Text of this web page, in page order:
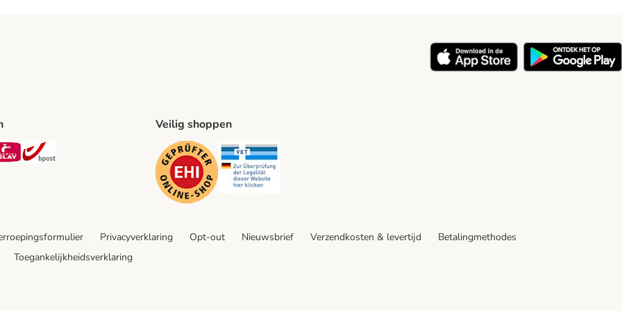
Method
Shipping Method
Mondial Relay Shipping Method
Veilig shoppen
Security
Privacyverklaring Opt-out Nieuwsbrief Verzendkosten & levertijd
Betalingmethodes
Toegankelijkheidsverklaring